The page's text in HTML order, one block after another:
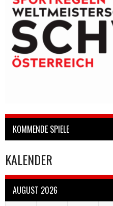
KOMMENDE SPIELE
KALENDER
AUGUST 2026